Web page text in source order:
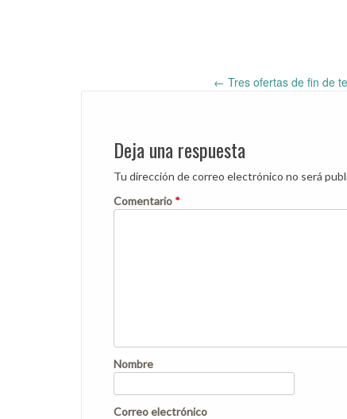
Post
navigation
← Tres ofertas de fin de
Deja una respuesta
Tu dirección de correo electrónico no será
Comentario *
Nombre
Correo electrónico